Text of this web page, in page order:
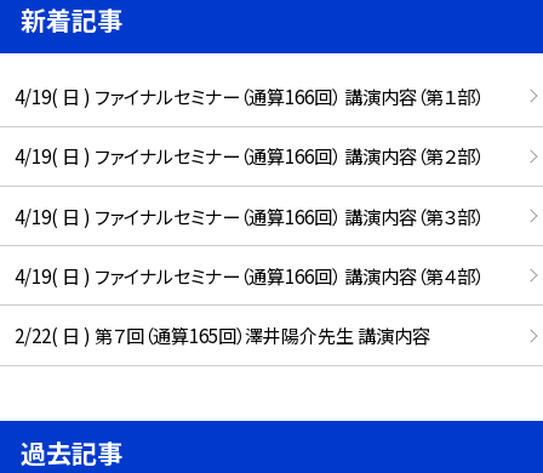
新着記事
4/19( 日 ) ファイナルセミナー（通算166回） 講演内容（第１部）
4/19( 日 ) ファイナルセミナー（通算166回） 講演内容（第２部）
4/19( 日 ) ファイナルセミナー（通算166回） 講演内容（第３部）
4/19( 日 ) ファイナルセミナー（通算166回） 講演内容（第４部）
2/22( 日 ) 第７回（通算165回）澤井陽介先生 講演内容
過去記事